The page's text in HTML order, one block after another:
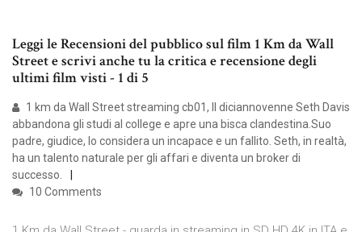
Leggi le Recensioni del pubblico sul film 1 Km da Wall
Street e scrivi anche tu la critica e recensione degli
ultimi film visti - 1 di 5
1 km da Wall Street streaming cb01, Il diciannovenne Seth Davis
abbandona gli studi al college e apre una bisca clandestina.Suo
padre, giudice, lo considera un incapace e un fallito. Seth, in realtà,
ha un talento naturale per gli affari e diventa un broker di
successo.
10 Comments